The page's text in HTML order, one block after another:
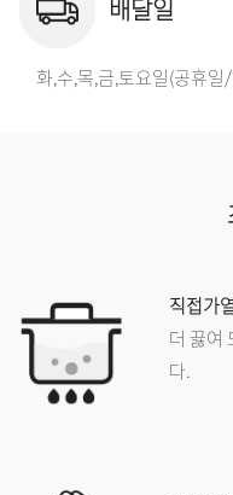
배달일
화,수,목,금,토요일(공휴
직접가
더 끓여
다.